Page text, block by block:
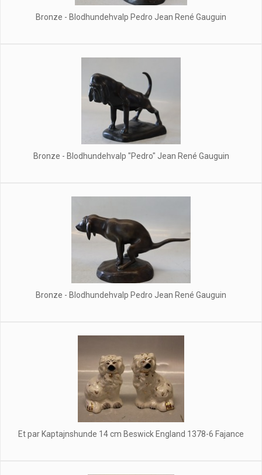
Bronze - Blodhundehvalp Pedro Jean René Gauguin
Bronze - Blodhundehvalp "Pedro" Jean René Gauguin
Bronze - Blodhundehvalp Pedro Jean René Gauguin
Et par Kaptajnshunde 14 cm Beswick England 1378-6 Fajance